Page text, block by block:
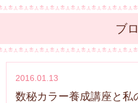
ブ
2016.01.13
数秘カラー養成講座と私